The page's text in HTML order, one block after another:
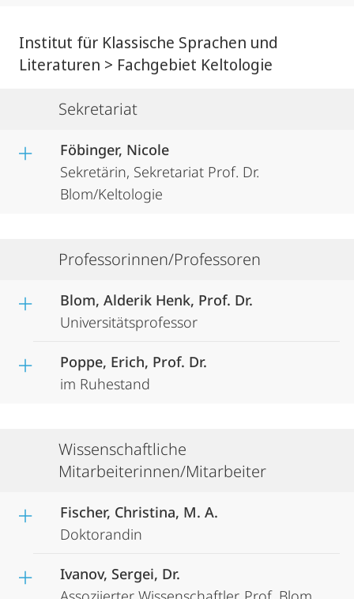
Institut für Klassische Sprachen und
Literaturen > Fachgebiet Keltologie
Sekretariat
Föbinger, Nicole
Sekretärin, Sekretariat Prof. Dr.
Blom/Keltologie
Professorinnen/Professoren
Blom, Alderik Henk, Prof. Dr.
Universitätsprofessor
Poppe, Erich, Prof. Dr.
im Ruhestand
Wissenschaftliche
Mitarbeiterinnen/Mitarbeiter
Fischer, Christina, M. A.
Doktorandin
Ivanov, Sergei, Dr.